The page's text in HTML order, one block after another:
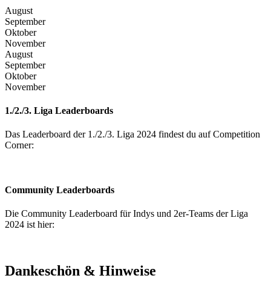
August
September
Oktober
November
August
September
Oktober
November
1./2./3. Liga Leaderboards
Das Leaderboard der 1./2./3. Liga 2024 findest du auf Competition
Corner:
Community Leaderboards
Die Community Leaderboard für Indys und 2er-Teams der Liga
2024 ist hier:
Dankeschön & Hinweise